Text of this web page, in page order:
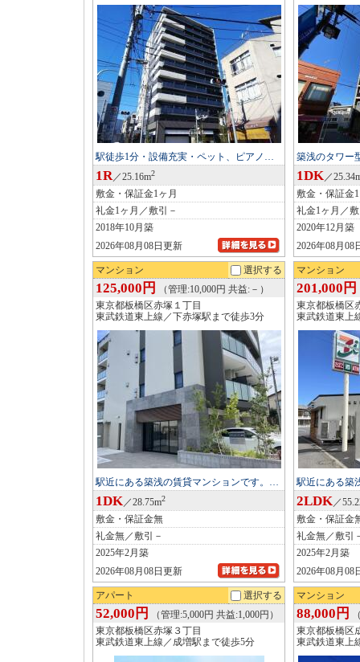
駅徒歩1分・設備充実・ペット、ピアノ…
1R／25.16m2
敷金・保証金1ヶ月
礼金1ヶ月／敷引－
2018年10月築
2026年08月08日更新
築浅のタワー
1DK／
敷金・保証金
礼金1ヶ月／
2020年12月築
2026年08月08
マンション 選択する
125,000円
（管理:10,000円 共益:－）
東京都板橋区赤塚１丁目
東武鉄道東上線／下赤塚駅まで徒歩3分
駅近にある築浅の賃貸マンションです。…
1DK／28.75m2
敷金・保証金無
礼金無／敷引－
2025年2月築
2026年08月08日更新
マンション
201,000円
東京都板橋区
東武鉄道東上
駅近にある築
2LDK／
敷金・保証金
礼金無／敷引
2025年2月築
2026年08月08
アパート 選択する
52,000円
（管理:5,000円 共益:1,000円）
東京都板橋区赤塚３丁目
東武鉄道東上線／成増駅まで徒歩5分
マンション
88,000円
東京都板橋区
東武鉄道東上